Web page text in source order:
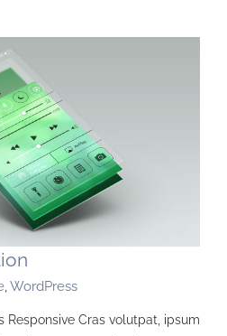
,WordPress
Responsive Cras volutpat, ipsum